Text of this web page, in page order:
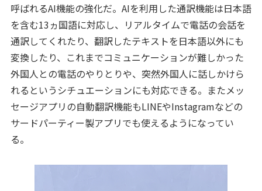
呼ばれるAI機能の強化だ。AIを利用した通訳機能は日本語
を含む13ヵ国語に対応し、リアルタイムで電話の会話を
通訳してくれたり、翻訳したテキストを日本語以外にも
変換したり、これまでコミュニケーションが難しかった
外国人との電話のやりとりや、突然外国人に話しかけら
れるというシチュエーションにも対応できる。またメッ
セージアプリの自動翻訳機能もLINEやInstagramなどの
サードパーティー製アプリでも使えるようになってい
る。